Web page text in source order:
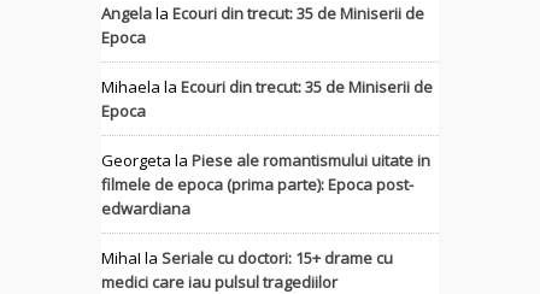
Angelala Ecouri din trecut: 35 de Miniserii de
Epoca
Mihaela la Ecouri din trecut: 35 de Miniserii de
Epoca
Georgeta la Piese ale romantismului uitate in
filmele de epoca (prima parte): Epoca post-
edwardiana
MihaI la Seriale cu doctori: 15+ drame cu
medici care iau pulsul tragediilor